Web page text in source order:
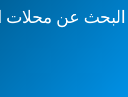
البحث عن محلات